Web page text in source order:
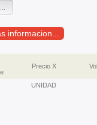
informacion...
Precio X
UNIDAD